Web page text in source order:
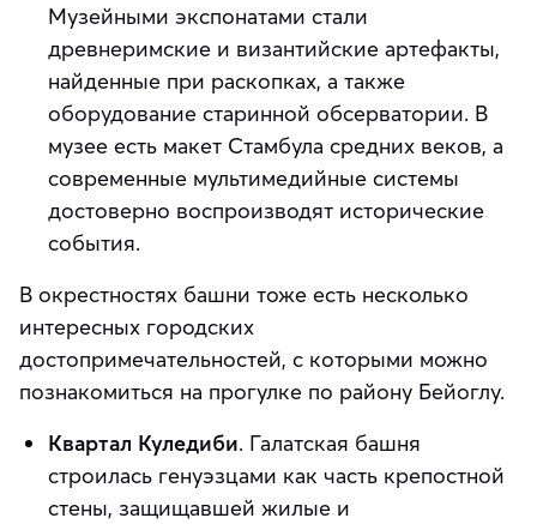
Музейными экспонатами стали
древнеримские и византийские артефакты,
найденные при раскопках, а также
оборудование старинной обсерватории. В
музее есть макет Стамбула средних веков, а
современные мультимедийные системы
достоверно воспроизводят исторические
события.
В окрестностях башни тоже есть несколько
интересных городских
достопримечательностей, с которыми можно
познакомиться на прогулке по району Бейоглу.
Квартал Куледиби. Галатская башня
строилась генуэзцами как часть крепостной
стены, защищавшей жилые и